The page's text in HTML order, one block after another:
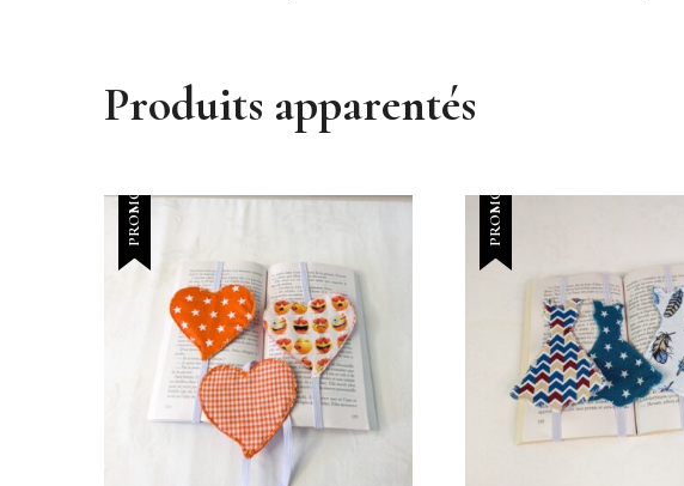
Produits apparentés
PROMO ! PROMO !